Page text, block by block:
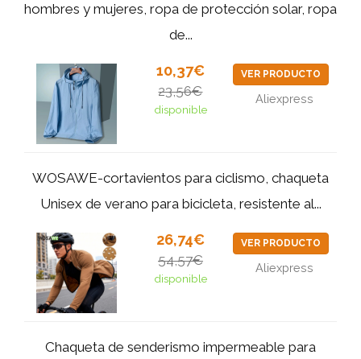
hombres y mujeres, ropa de protección solar, ropa
de...
10,37€
23,56€
disponible
VER PRODUCTO
Aliexpress
WOSAWE-cortavientos para ciclismo, chaqueta
Unisex de verano para bicicleta, resistente al...
26,74€
54,57€
disponible
VER PRODUCTO
Aliexpress
Chaqueta de senderismo impermeable para